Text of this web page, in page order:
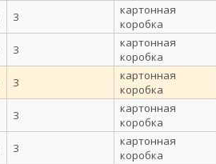
3
картонная
коробка
3
картонная
коробка
3
картонная
коробка
3
картонная
коробка
3
картонная
коробка